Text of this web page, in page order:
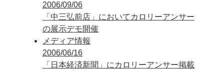
2006/09/06
「中三弘前店」においてカロリーアンサー
の展示デモ開催
メディア情報
2006/06/16
「日本経済新聞」にカロリーアンサー掲載